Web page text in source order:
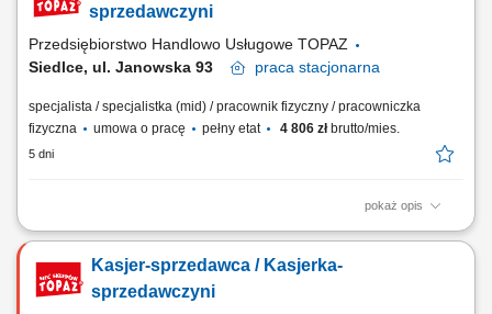
do spożyciasprzedawczyni
Przedsiębiorstwo Handlowo Usługowe TOPAZ
Siedlce, ul. Janowska 93
praca stacjonarna
specjalista / specjalistka (mid) / pracownik fizyczny / pracowniczka
fizyczna
umowa o pracę pełny etat 4 806 złbrutto/mies.
5 dni
pokaż opis
Twoje główne zadania: zapewnienie profesjonalnej obsługi Klientów
właściwą ekspozycję produktów monitorowanie terminów przydatności
do spożycia
Kasjer-sprzedawca / Kasjerka-
sprzedawczyni